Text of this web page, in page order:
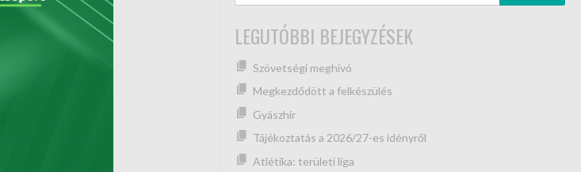
LEGUTÓBBI BEJEGYZÉSEK
Szövetségi meghívó
Megkezdődött a felkészülés
Gyászhír
Tájékoztatás a 2026/27-es idényről
Atlétika: területi liga